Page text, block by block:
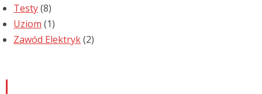
Testy(8)
Uziom (1)
Zawód Elektryk(2)